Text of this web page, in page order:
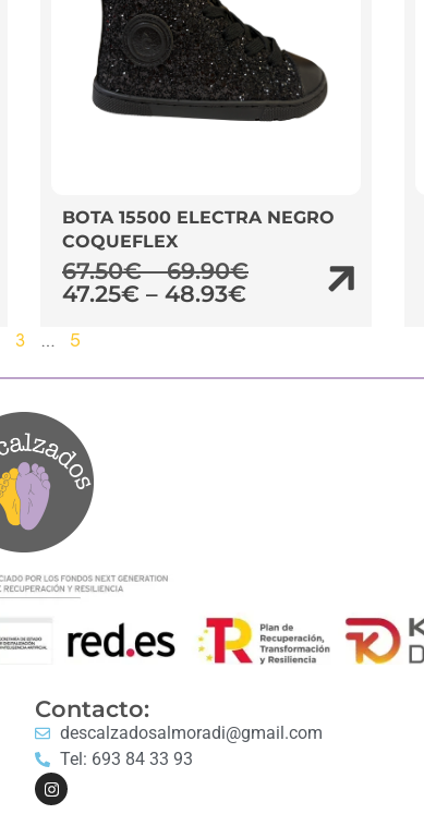
BOTA 15500 ELECTRA NEGRO
COQUEFLEX
67.50€ – 69.90€
47.25€ – 48.93€
3 … 5
Contacto:
descalzadosalmoradi@gmail.com
Tel: 693 84 33 93